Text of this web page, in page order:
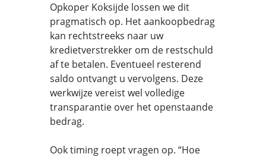
Opkoper Koksijde lossen we dit
pragmatisch op. Het aankoopbedrag
kan rechtstreeks naar uw
kredietverstrekker om de restschuld
af te betalen. Eventueel resterend
saldo ontvangt u vervolgens. Deze
werkwijze vereist wel volledige
transparantie over het openstaande
bedrag.
Ook timing roept vragen op. “Hoe